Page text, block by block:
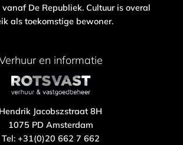
De Republiek. Cultuur is overal
als toekomstige bewoner.
en informatie
Hendrik Jacobszstraat 8H
1075 PD Amsterdam
Tel: +31(0)20 662 7 662